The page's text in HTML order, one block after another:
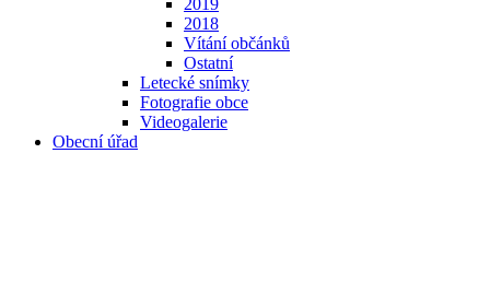
2019
2018
Vítání občánků
Ostatní
Letecké snímky
Fotografie obce
Videogalerie
Obecní úřad